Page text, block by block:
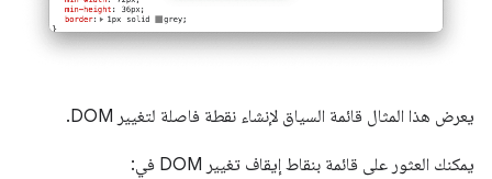
يعرض هذا المثال قائمة السياق لإنشاء نقطة فاصلة لتغيير DOM.
يمكنك العثور على قائمة بنقاط إيقاف تغيير DOM في: